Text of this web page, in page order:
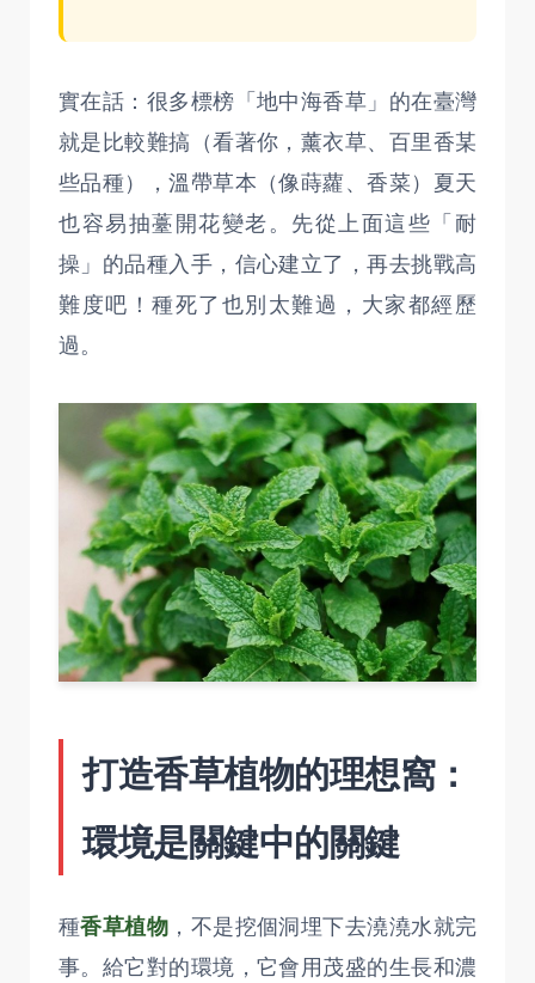
實在話：很多標榜「地中海香草」的在臺灣
就是比較難搞（看著你，薰衣草、百里香某
些品種），溫帶草本（像蒔蘿、香菜）夏天
也容易抽薹開花變老。先從上面這些「耐
操」的品種入手，信心建立了，再去挑戰高
難度吧！種死了也別太難過，大家都經歷
過。
打造香草植物的理想窩：
環境是關鍵中的關鍵
種香草植物 ，不是挖個洞埋下去澆澆水就完
事。給它對的環境，它會用茂盛的生長和濃